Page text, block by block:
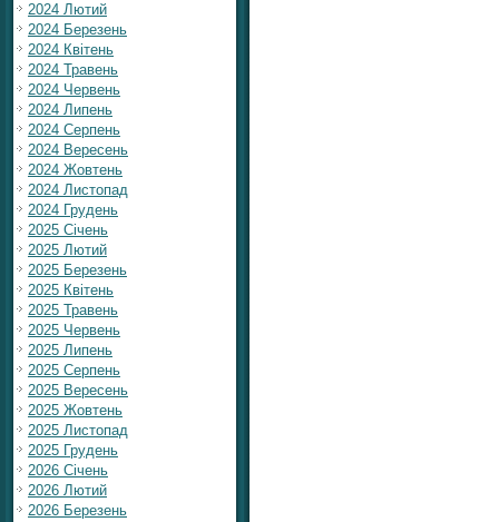
2024 Лютий
2024 Березень
2024 Квітень
2024 Травень
2024 Червень
2024 Липень
2024 Серпень
2024 Вересень
2024 Жовтень
2024 Листопад
2024 Грудень
2025 Січень
2025 Лютий
2025 Березень
2025 Квітень
2025 Травень
2025 Червень
2025 Липень
2025 Серпень
2025 Вересень
2025 Жовтень
2025 Листопад
2025 Грудень
2026 Січень
2026 Лютий
2026 Березень